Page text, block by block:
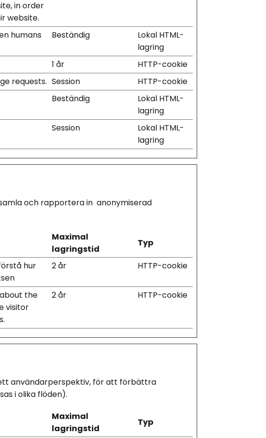
in order
website.
humans
Beständig
Lokal HTML-
lagring
1 år
HTTP-cookie
requests. Session
HTTP-cookie
Beständig
Lokal HTML-
lagring
Session
Lokal HTML-
lagring
och rapportera in  anonymiserad
Maximal
lagringstid
Typ
hur
2 år HTTP-cookie
the
visitor
2 år HTTP-cookie
användarperspektiv, för att förbättra
i olika flöden).
Maximal
lagringstid
Typ